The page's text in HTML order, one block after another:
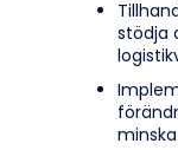
stödja